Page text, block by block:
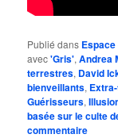
Publié dans
avec'Gris',Andrea
terrestres, David
bienveillants,
Guérisseurs,
basée sur le culte
commentaire